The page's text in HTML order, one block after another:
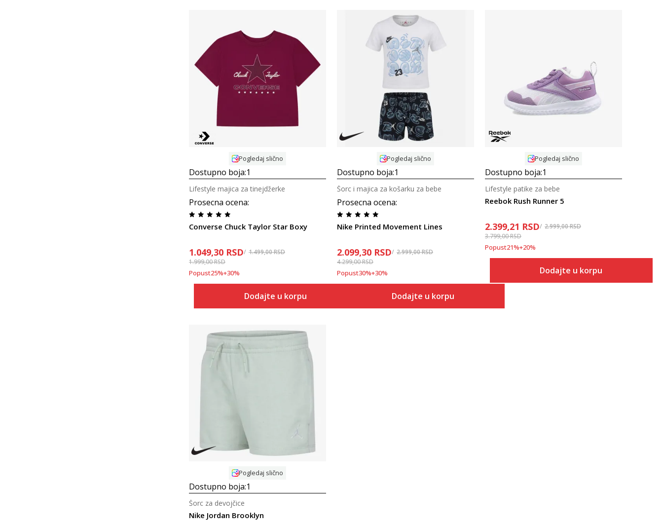
Uporedi
Pogledaj slično
Dostupno boja:1
Prosecna ocena:
Converse Chuck Taylor Star Boxy
Lifestyle majica za tinejdžerke
1.049,30 RSD 1.499,00RSD
1.999,00RSD
Popust25%+30%
Dodajte u korpu
Uporedi
Pogledaj slično
Dostupno boja:1
Prosecna ocena:
Nike Printed Movement Lines
Šorc i majica za košarku za bebe
2.099,30 RSD 2.999,00RSD
4.299,00RSD
Popust30%+30%
Dodajte u korpu
Uporedi
Pogledaj slično
Dostupno boja:1
Reebok Rush Runner 5
Lifestyle patike za bebe
2.399,21 RSD 2.999,00RSD
3.799,00RSD
Popust21%+20%
Dodajte u korpu
Pogledaj slično
Dostupno boja:1
Nike Jordan Brooklyn
Šorc za devojčice